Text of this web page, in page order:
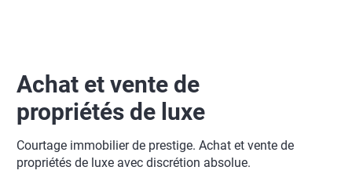
Achat et vente de
propriétés de luxe
Courtage immobilier de prestige. Achat et vente de
propriétés de luxe avec discrétion absolue.